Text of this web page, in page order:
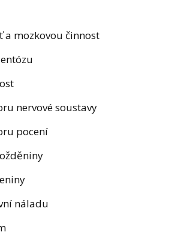
a mozkovou činnost
nervové soustavy
pocení
náladu